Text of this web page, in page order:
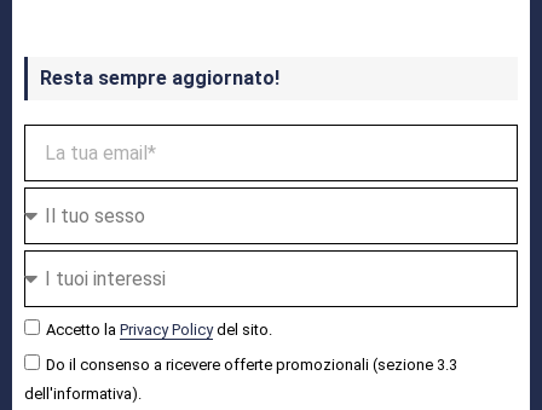
Resta sempre aggiornato!
Accetto la Privacy Policydel sito.
Do il consenso a ricevere offerte promozionali (sezione 3.3
dell'informativa).